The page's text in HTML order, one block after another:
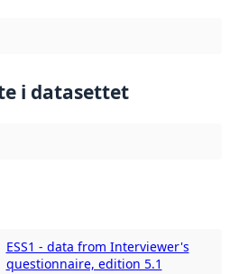
i datasettet
ESS1 - data from Interviewer's
questionnaire, edition 5.1